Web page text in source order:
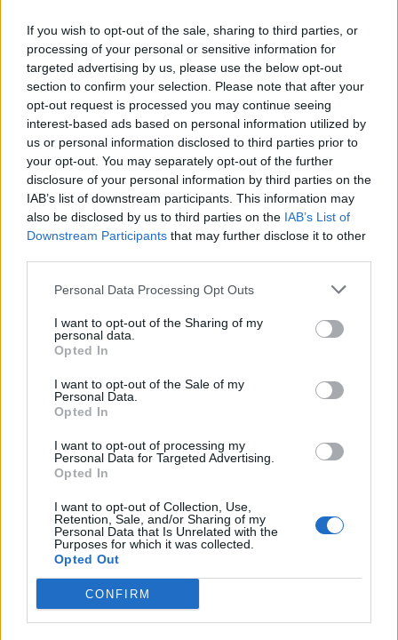
If you wish to opt-out of the sale, sharing to third parties, or
processing of your personal or sensitive information for
targeted advertising by us, please use the below opt-out
section to confirm your selection. Please note that after your
opt-out request is processed you may continue seeing
interest-based ads based on personal information utilized by
us or personal information disclosed to third parties prior to
your opt-out. You may separately opt-out of the further
disclosure of your personal information by third parties on the
IAB’s list of downstream participants. This information may
also be disclosed by us to third parties on the IAB’s List of
Downstream Participants that may further disclose it to other
Personal Data Processing Opt Outs
I want to opt-out of the Sharing of my
personal data.
Opted In
I want to opt-out of the Sale of my
Personal Data.
Opted In
I want to opt-out of processing my
Personal Data for Targeted Advertising.
Opted In
I want to opt-out of Collection, Use,
Retention, Sale, and/or Sharing of my
Personal Data that Is Unrelated with the
Purposes for which it was collected.
Opted Out
CONFIRM
O μοιραίος ελιγμός
Σύμφωνα με τις πρώτες πληροφορίες ο οδηγός
του αυτοκίνητου φέρεται να είπε στους
αστυνομικούς για τον 43χρονο συνάδελφό
τους ότι «δεν τον είδα».
Κατά τις ίδιες πληροφορίες ο οδηγός του